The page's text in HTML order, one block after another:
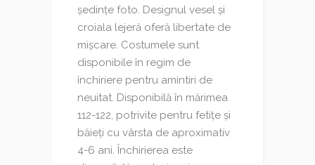
ședințe foto. Designul vesel și
croiala lejeră oferă libertate de
mișcare. Costumele sunt
disponibile în regim de
închiriere pentru amintiri de
neuitat. Disponibilă în mărimea
112-122, potrivite pentru fetițe și
băieți cu vârsta de aproximativ
4-6 ani. Închirierea este